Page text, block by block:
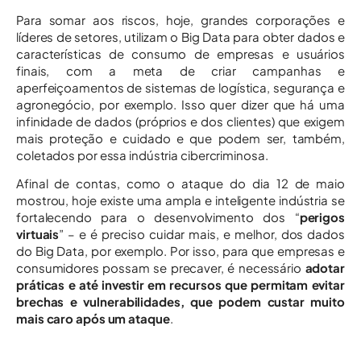
Para somar aos riscos, hoje, grandes corporações e
líderes de setores, utilizam o Big Data para obter dados e
características de consumo de empresas e usuários
finais, com a meta de criar campanhas e
aperfeiçoamentos de sistemas de logística, segurança e
agronegócio, por exemplo. Isso quer dizer que há uma
infinidade de dados (próprios e dos clientes) que exigem
mais proteção e cuidado e que podem ser, também,
coletados por essa indústria cibercriminosa.
Afinal de contas, como o ataque do dia 12 de maio
mostrou, hoje existe uma ampla e inteligente indústria se
fortalecendo para o desenvolvimento dos “perigos
virtuais” – e é preciso cuidar mais, e melhor, dos dados
do Big Data, por exemplo. Por isso, para que empresas e
consumidores possam se precaver, é necessário adotar
práticas e até investir em recursos que permitam evitar
brechas e vulnerabilidades, que podem custar muito
mais caro após um ataque.